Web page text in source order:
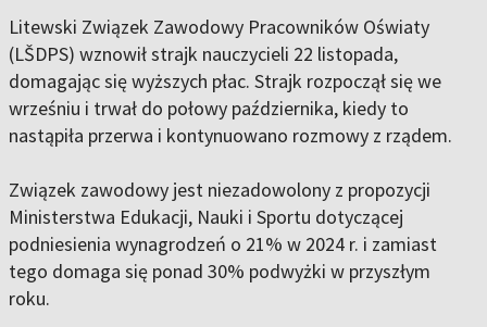
Litewski Związek Zawodowy Pracowników Oświaty
(LŠDPS) wznowił strajk nauczycieli 22 listopada,
domagając się wyższych płac. Strajk rozpoczął się we
wrześniu i trwał do połowy października, kiedy to
nastąpiła przerwa i kontynuowano rozmowy z rządem.
Związek zawodowy jest niezadowolony z propozycji
Ministerstwa Edukacji, Nauki i Sportu dotyczącej
podniesienia wynagrodzeń o 21% w 2024 r. i zamiast
tego domaga się ponad 30% podwyżki w przyszłym
roku.